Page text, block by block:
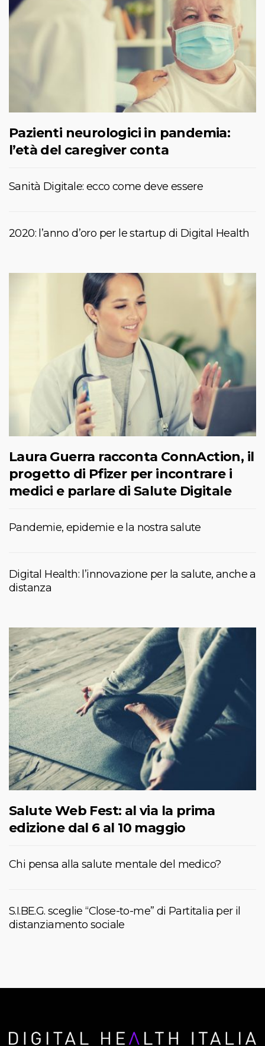
Pazienti neurologici in pandemia:
l’età del caregiver conta
Sanità Digitale: ecco come deve essere
2020: l’anno d’oro per le startup di Digital Health
Laura Guerra racconta ConnAction, il
progetto di Pfizer per incontrare i
medici e parlare di Salute Digitale
Pandemie, epidemie e la nostra salute
Digital Health: l’innovazione per la salute, anche a
distanza
Salute Web Fest: al via la prima
edizione dal 6 al 10 maggio
Chi pensa alla salute mentale del medico?
S.I.BE.G. sceglie “Close-to-me” di Partitalia per il
distanziamento sociale